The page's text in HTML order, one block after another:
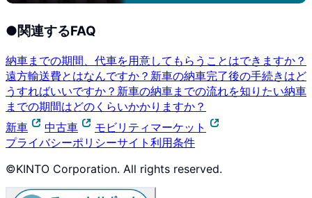
●関連するFAQ
納車までの期間、代車を用意してもらうことはできますか？
遠方輸送費とはなんですか？ 新車の納車完了後の手続きはど
うすればいいですか？ 新車の納車までの流れを知りたい納車
までの期間はどのくらいかかりますか？
新車
中古車
モビリティマーケット
プライバシーポリシーサイト利用条件
©KINTO Corporation. All rights reserved.